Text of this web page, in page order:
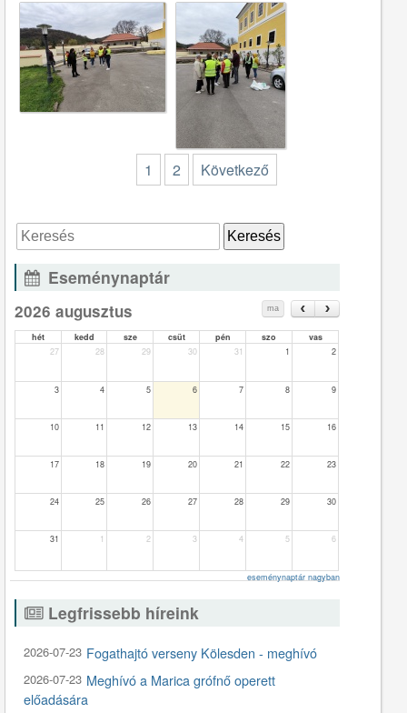
1 2 Következő
Eseménynaptár
2026 augusztus ma
hét kedd sze csüt pén szo
vas
27
28 29 30 31 1 2
3 4 5 6 7 8 9
10 11 12 13 14 15 16
17 18 19 20 21 22 23
24 25 26 27 28 29 30
31 1 2 3 4 5 6
eseménynaptár nagyban
Legfrissebb híreink
2026-07-23 Fogathajtó verseny Kölesden - meghívó
2026-07-23 Meghívó a Marica grófnő operett
előadására